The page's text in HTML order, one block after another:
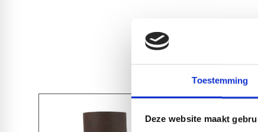
Toestemming
Deze website maakt